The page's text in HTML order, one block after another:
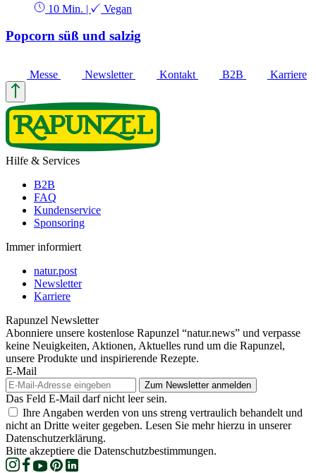
10 Min. | Vegan
Popcorn süß und salzig
Messe Newsletter Kontakt B2B Karriere
Hilfe & Services
B2B
FAQ
Kundenservice
Sponsoring
Immer informiert
natur.post
Newsletter
Karriere
Rapunzel Newsletter
Abonniere unsere kostenlose Rapunzel “natur.news” und verpasse
keine Neuigkeiten, Aktionen, Aktuelles rund um die Rapunzel,
unsere Produkte und inspirierende Rezepte.
E-Mail
Das Feld E-Mail darf nicht leer sein.
Ihre Angaben werden von uns streng vertraulich behandelt und
nicht an Dritte weiter gegeben. Lesen Sie mehr hierzu in unserer
Datenschutzerklärung.
Bitte akzeptiere die Datenschutzbestimmungen.